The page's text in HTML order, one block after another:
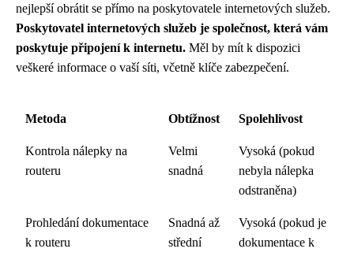
nejlepší obrátit se přímo na poskytovatele internetových služeb.
Poskytovatel internetových služeb je společnost, která vám
poskytuje připojení k internetu. Měl by mít k dispozici
veškeré informace o vaší síti, včetně klíče zabezpečení.
Metoda Obtížnost Spolehlivost
Kontrola nálepky na
routeru
Velmi
snadná
Vysoká (pokud
nebyla nálepka
odstraněna)
Prohledání dokumentace
k routeru
Snadná až
střední
Vysoká (pokud je
dokumentace k